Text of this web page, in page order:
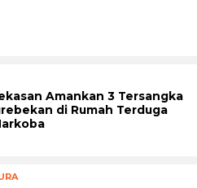
Amankan 3 Tersangka
di Rumah Terduga